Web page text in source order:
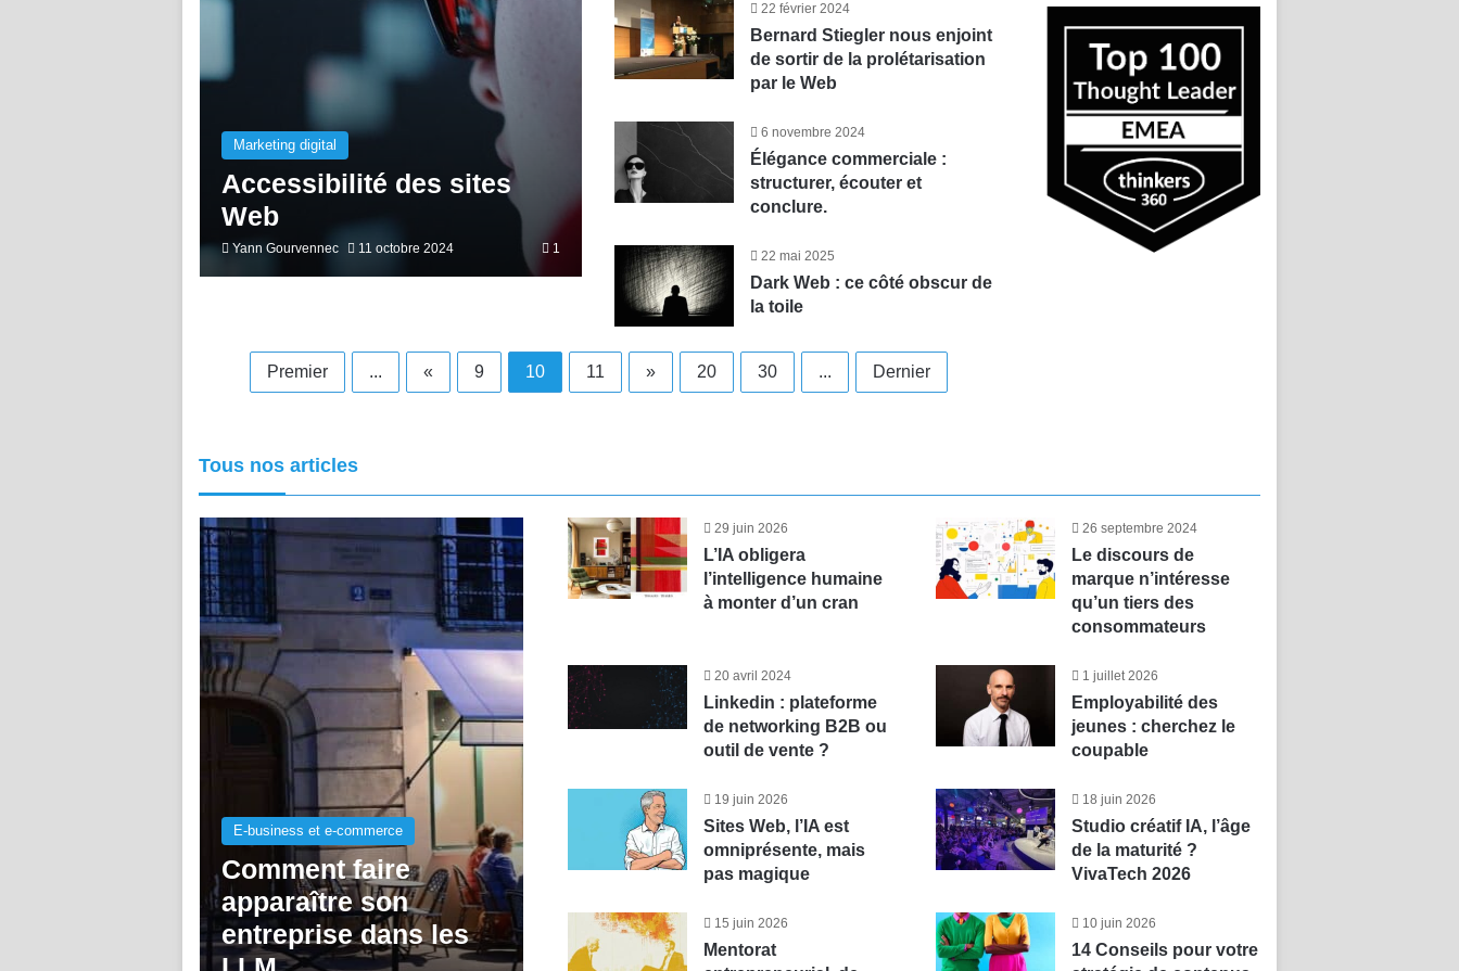
Marketing digital
Accessibilité des sites
Web
Yann Gourvennec 11 octobre 2024 1
22 février 2024
Bernard Stiegler nous enjoint
de sortir de la prolétarisation
par le Web
6 novembre 2024
Élégance commerciale :
structurer, écouter et
conclure.
22 mai 2025
Dark Web : ce côté obscur de
la toile
Premier ... « 9 10 11 » 20 30 ... Dernier
Tous nos articles
E-business et e-commerce
Comment faire
apparaître son
entreprise dans les
29 juin 2026
L’IA obligera
l’intelligence humaine
à monter d’un cran
26 septembre 2024
Le discours de
marque n’intéresse
qu’un tiers des
consommateurs
20 avril 2024
Linkedin : plateforme
de networking B2B ou
outil de vente ?
1 juillet 2026
Employabilité des
jeunes : cherchez le
coupable
19 juin 2026
Sites Web, l’IA est
omniprésente, mais
pas magique
18 juin 2026
Studio créatif IA, l’âge
de la maturité ?
VivaTech 2026
15 juin 2026
Mentorat
10 juin 2026
14 Conseils pour votre